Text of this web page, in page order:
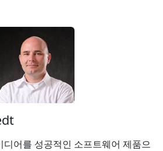
어를 성공적인 소프트웨어 제품으